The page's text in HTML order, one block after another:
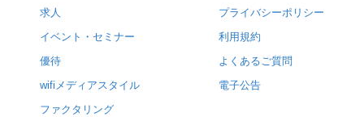
求人
イベント・セミナー
優待
wifiメディアスタイル
ファクタリング
プライバシーポリシー
利用規約
よくあるご質問
電子公告